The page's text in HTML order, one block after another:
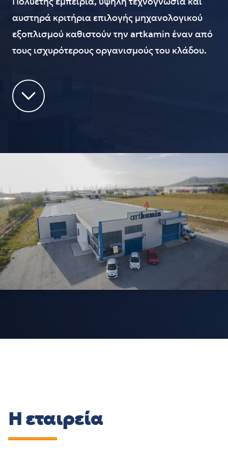
Πολυετής εμπειρία, υψηλή τεχνογνωσία και
αυστηρά κριτήρια επιλογής μηχανολογικού
εξοπλισμού καθιστούν την artkamin έναν από
τους ισχυρότερους οργανισμούς του κλάδου.
Η εταιρεία